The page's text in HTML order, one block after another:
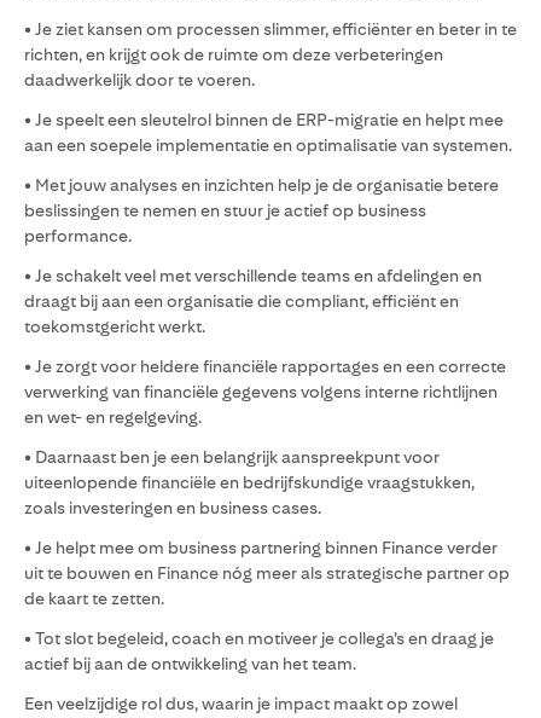
• Je ziet kansen om processen slimmer, efficiënter en beter in te
richten, en krijgt ook de ruimte om deze verbeteringen
daadwerkelijk door te voeren.
• Je speelt een sleutelrol binnen de ERP-migratie en helpt mee
aan een soepele implementatie en optimalisatie van systemen.
• Met jouw analyses en inzichten help je de organisatie betere
beslissingen te nemen en stuur je actief op business
performance.
• Je schakelt veel met verschillende teams en afdelingen en
draagt bij aan een organisatie die compliant, efficiënt en
toekomstgericht werkt.
• Je zorgt voor heldere financiële rapportages en een correcte
verwerking van financiële gegevens volgens interne richtlijnen
en wet- en regelgeving.
• Daarnaast ben je een belangrijk aanspreekpunt voor
uiteenlopende financiële en bedrijfskundige vraagstukken,
zoals investeringen en business cases.
• Je helpt mee om business partnering binnen Finance verder
uit te bouwen en Finance nóg meer als strategische partner op
de kaart te zetten.
• Tot slot begeleid, coach en motiveer je collega’s en draag je
actief bij aan de ontwikkeling van het team.
Een veelzijdige rol dus, waarin je impact maakt op zowel